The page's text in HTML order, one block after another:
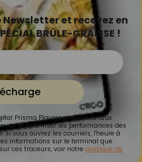
et recevez en
BRÛLE-GRAISSE !
Prisma Players analyse le taux
et optimiser les performances des
vous ouvrez les courriels, l'heure à
informations sur le terminal que
ces traceurs, voir notre politique de